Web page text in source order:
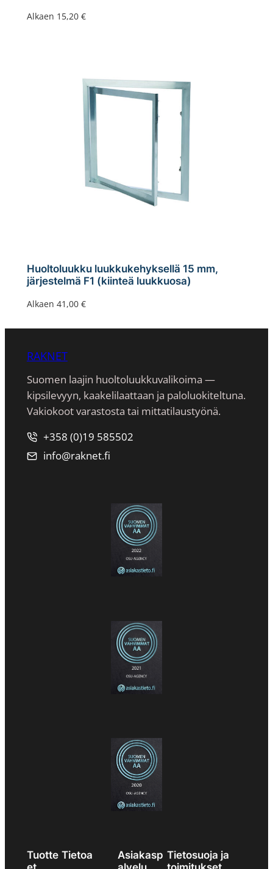
Alkaen 15,20 €
Huoltoluukku luukkukehyksellä 15 mm,
järjestelmä F1 (kiinteä luukkuosa)
Alkaen 41,00 €
RAKNET
Suomen laajin huoltoluukkuvalikoima —
kipsilevyyn, kaakeli­laattaan ja paloluokiteltuna.
Vakiokoot varastosta tai mittatilaustyönä.
+358 (0)19 585502
info@raknet.fi
Tuotte Tietoa
Asiakasp Tietosuoja ja